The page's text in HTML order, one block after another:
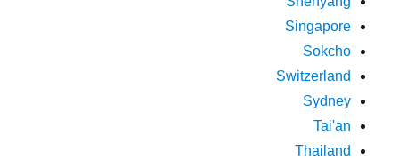
Singapore
Sokcho
Switzerland
Sydney
Tai'an
Thailand